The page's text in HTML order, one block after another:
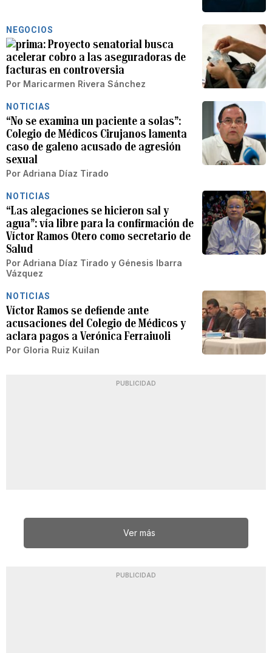
NEGOCIOS
Proyecto senatorial busca
acelerar cobro a las aseguradoras de
facturas en controversia
Por Maricarmen Rivera Sánchez
NOTICIAS
“No se examina un paciente a solas”:
Colegio de Médicos Cirujanos lamenta
caso de galeno acusado de agresión
sexual
Por Adriana Díaz Tirado
NOTICIAS
“Las alegaciones se hicieron sal y
agua”: vía libre para la confirmación de
Víctor Ramos Otero como secretario de
Salud
Por Adriana Díaz Tirado y Génesis Ibarra
Vázquez
NOTICIAS
Víctor Ramos se defiende ante
acusaciones del Colegio de Médicos y
aclara pagos a Verónica Ferraiuoli
Por Gloria Ruiz Kuilan
PUBLICIDAD
Ver más
PUBLICIDAD